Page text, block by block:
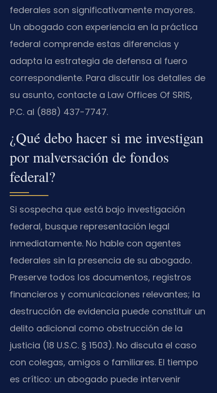
federales son significativamente mayores.
Un abogado con experiencia en la práctica
federal comprende estas diferencias y
adapta la estrategia de defensa al fuero
correspondiente. Para discutir los detalles de
su asunto, contacte a Law Offices Of SRIS,
P.C. al (888) 437-7747.
¿Qué debo hacer si me investigan
por malversación de fondos
federal?
Si sospecha que está bajo investigación
federal, busque representación legal
inmediatamente. No hable con agentes
federales sin la presencia de su abogado.
Preserve todos los documentos, registros
financieros y comunicaciones relevantes; la
destrucción de evidencia puede constituir un
delito adicional como obstrucción de la
justicia (18 U.S.C. § 1503). No discuta el caso
con colegas, amigos o familiares. El tiempo
es crítico: un abogado puede intervenir